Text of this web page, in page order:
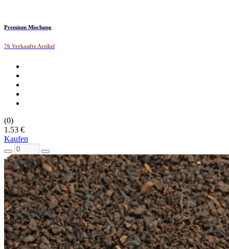
Premium Mischung
76 Verkaufte Artikel
(0)
1.53 €
Kaufen